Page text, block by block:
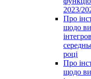
2023/
Про
щодо
році
Про
щодо